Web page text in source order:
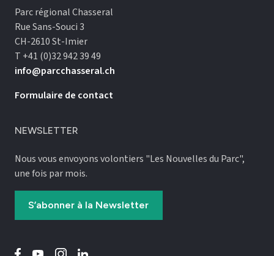
Parc régional Chasseral
Rue Sans-Souci 3
CH-2610 St-Imier
T +41 (0)32 942 39 49
info@parcchasseral.ch
Formulaire de contact
NEWSLETTER
Nous vous envoyons volontiers "Les Nouvelles du Parc",
une fois par mois.
S’abonner à la Newsletter